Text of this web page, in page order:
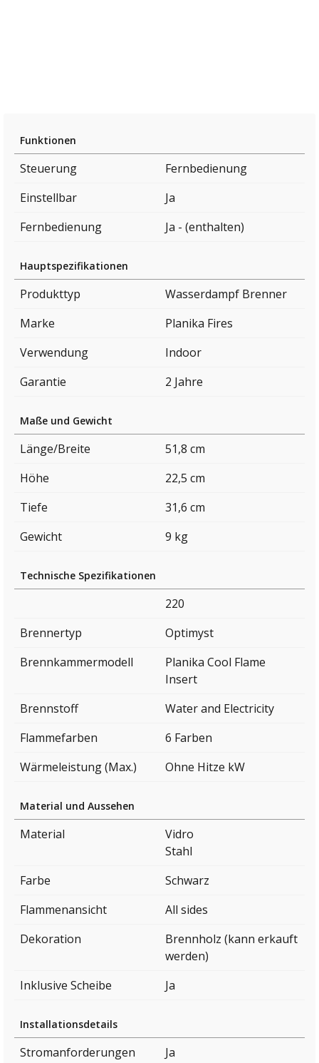
Funktionen
Steuerung
Fernbedienung
Einstellbar
Ja
Fernbedienung
Ja - (enthalten)
Hauptspezifikationen
Produkttyp
Wasserdampf Brenner
Marke
Planika Fires
Verwendung
Indoor
Garantie
2 Jahre
Maße und Gewicht
Länge/Breite
51,8 cm
Höhe
22,5 cm
Tiefe
31,6 cm
Gewicht
9 kg
Technische Spezifikationen
220
Brennertyp
Optimyst
Brennkammermodell
Planika Cool Flame
Insert
Brennstoff
Water and Electricity
Flammefarben
6 Farben
Wärmeleistung (Max.)
Ohne Hitze kW
Material und Aussehen
Material
Vidro
Stahl
Farbe
Schwarz
Flammenansicht
All sides
Dekoration
Brennholz (kann erkauft
werden)
Inklusive Scheibe
Ja
Installationsdetails
Stromanforderungen Ja